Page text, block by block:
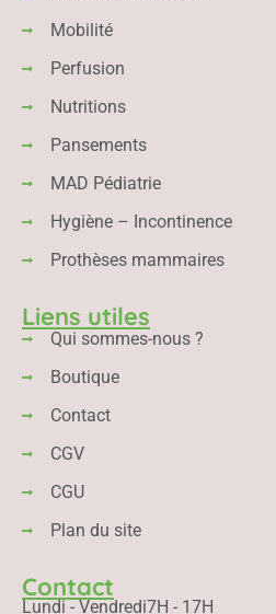
Mobilité
Perfusion
Nutritions
Pansements
MAD Pédiatrie
Hygiène – Incontinence
Prothèses mammaires
Liens utiles
Qui sommes-nous ?
Boutique
Contact
CGV
CGU
Plan du site
Contact
Lundi - Vendredi7H - 17H